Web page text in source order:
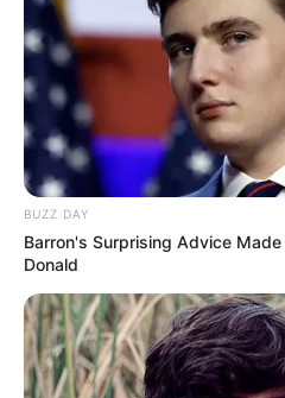
BUZZ DAY
Barron's Surprising Advice
Donald